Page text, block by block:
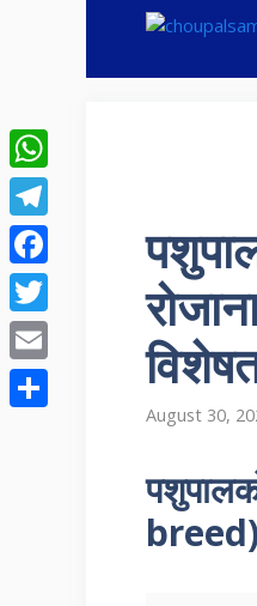
August 30,
WhatsApp
Telegram
Facebook
Twitter
Email